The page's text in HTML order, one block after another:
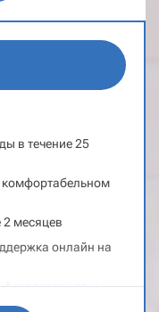
в день вылета
в течение 25
2 месяцев
онлайн на
до и